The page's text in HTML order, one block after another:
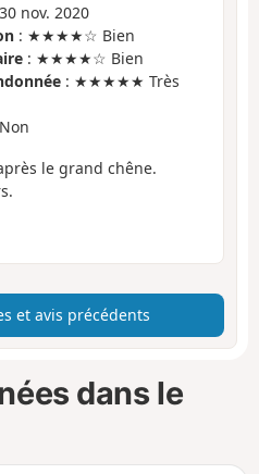
nov. 2020
: ★★★★☆ Bien
: ★★★★☆ Bien
: ★★★★★ Très
le grand chêne.
et avis précédents
dans le